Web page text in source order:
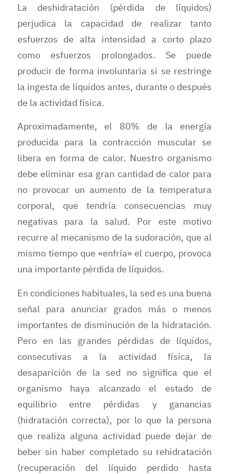
La deshidratación (pérdida de líquidos)
perjudica la capacidad de realizar tanto
esfuerzos de alta intensidad a corto plazo
como esfuerzos prolongados. Se puede
producir de forma involuntaria si se restringe
la ingesta de líquidos antes, durante o después
de la actividad física.
Aproximadamente, el 80% de la energía
producida para la contracción muscular se
libera en forma de calor. Nuestro organismo
debe eliminar esa gran cantidad de calor para
no provocar un aumento de la temperatura
corporal, que tendría consecuencias muy
negativas para la salud. Por este motivo
recurre al mecanismo de la sudoración, que al
mismo tiempo que «enfría» el cuerpo, provoca
una importante pérdida de líquidos.
En condiciones habituales, la sed es una buena
señal para anunciar grados más o menos
importantes de disminución de la hidratación.
Pero en las grandes pérdidas de líquidos,
consecutivas a la actividad física, la
desaparición de la sed no significa que el
organismo haya alcanzado el estado de
equilibrio entre pérdidas y ganancias
(hidratación correcta), por lo que la persona
que realiza alguna actividad puede dejar de
beber sin haber completado su rehidratación
(recuperación del líquido perdido hasta